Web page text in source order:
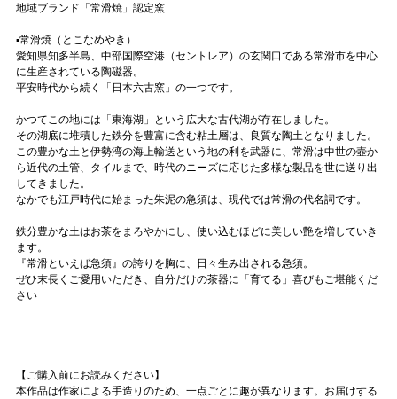
地域ブランド「常滑焼」認定窯
▪️常滑焼（とこなめやき）
愛知県知多半島、中部国際空港（セントレア）の玄関口である常滑市を中心
に生産されている陶磁器。
平安時代から続く「日本六古窯」の一つです。
かつてこの地には「東海湖」という広大な古代湖が存在しました。
その湖底に堆積した鉄分を豊富に含む粘土層は、良質な陶土となりました。
この豊かな土と伊勢湾の海上輸送という地の利を武器に、常滑は中世の壺か
ら近代の土管、タイルまで、時代のニーズに応じた多様な製品を世に送り出
してきました。
なかでも江戸時代に始まった朱泥の急須は、現代では常滑の代名詞です。
鉄分豊かな土はお茶をまろやかにし、使い込むほどに美しい艶を増していき
ます。
『常滑といえば急須』の誇りを胸に、日々生み出される急須。
ぜひ末長くご愛用いただき、自分だけの茶器に「育てる」喜びもご堪能くだ
さい
【ご購入前にお読みください】
本作品は作家による手造りのため、一点ごとに趣が異なります。お届けする